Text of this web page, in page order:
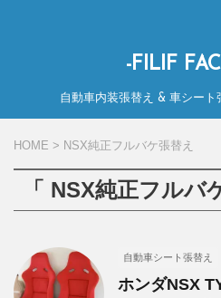
-FILIF
自動車内装張替え & 車シート
HOME > NSX純正フルバケ張替え
「 NSX純正フルバ
自動車シート張替え
ホンダNSX